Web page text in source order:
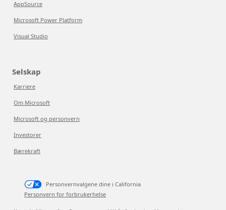
AppSource
Microsoft Power Platform
Visual Studio
Selskap
Karriere
Om Microsoft
Microsoft og personvern
Investorer
Bærekraft
Personvernvalgene dine i California
Personvern for forbrukerhelse